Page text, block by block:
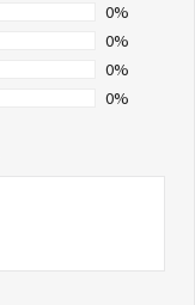
0%
0%
0%
0%